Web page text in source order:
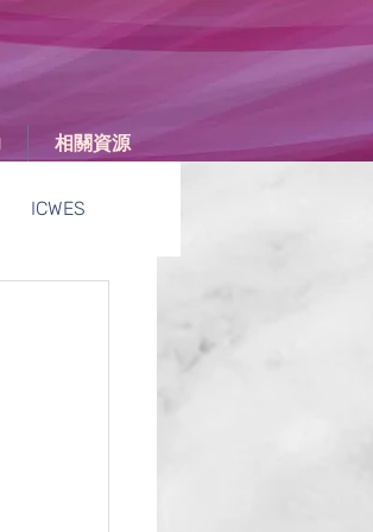
相關資源
ICWES